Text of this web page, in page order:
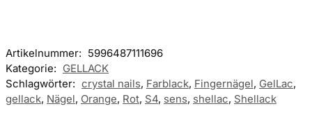
Artikelnummer: 5996487111696
Kategorie: GELLACK
Schlagwörter: crystal nails, Farblack, Fingernägel, GelLac,
gellack, Nägel, Orange, Rot, S4, sens, shellac, Shellack